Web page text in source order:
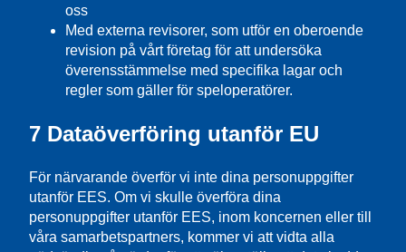
oss
Med externa revisorer, som utför en oberoende
revision på vårt företag för att undersöka
överensstämmelse med specifika lagar och
regler som gäller för speloperatörer.
7 Dataöverföring utanför EU
För närvarande överför vi inte dina personuppgifter
utanför EES. Om vi skulle överföra dina
personuppgifter utanför EES, inom koncernen eller till
våra samarbetspartners, kommer vi att vidta alla